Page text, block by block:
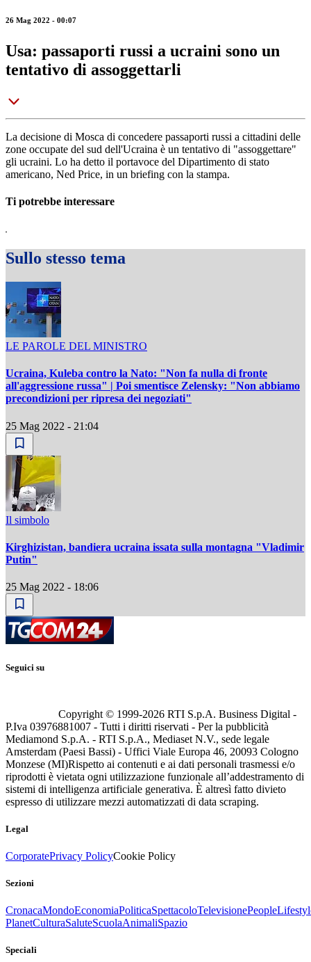
26 Mag 2022 - 00:07
Usa: passaporti russi a ucraini sono un
tentativo di assoggettarli
La decisione di Mosca di concedere passaporti russi a cittadini delle
zone occupate del sud dell'Ucraina è un tentativo di "assoggettare"
gli ucraini. Lo ha detto il portavoce del Dipartimento di stato
americano, Ned Price, in un briefing con la stampa.
Ti potrebbe interessare
Sullo stesso tema
LE PAROLE DEL MINISTRO
Ucraina, Kuleba contro la Nato: "Non fa nulla di fronte
all'aggressione russa" | Poi smentisce Zelensky: "Non abbiamo
precondizioni per ripresa dei negoziati"
25 Mag 2022 - 21:04
Il simbolo
Kirghizistan, bandiera ucraina issata sulla montagna "Vladimir
Putin"
25 Mag 2022 - 18:06
Seguici su
Copyright © 1999-2026 RTI S.p.A. Business Digital -
P.Iva 03976881007 - Tutti i diritti riservati - Per la pubblicità
Mediamond S.p.A. - RTI S.p.A., Mediaset N.V., sede legale
Amsterdam (Paesi Bassi) - Uffici Viale Europa 46, 20093 Cologno
Monzese (MI)Rispetto ai contenuti e ai dati personali trasmessi e/o
riprodotti è vietata ogni utilizzazione funzionale all’addestramento di
sistemi di intelligenza artificiale generativa. È altresì fatto divieto
espresso di utilizzare mezzi automatizzati di data scraping.
Legal
CorporatePrivacy PolicyCookie Policy
Sezioni
CronacaMondoEconomiaPoliticaSpettacoloTelevisionePeople
PlanetCulturaSaluteScuolaAnimaliSpazio
Speciali